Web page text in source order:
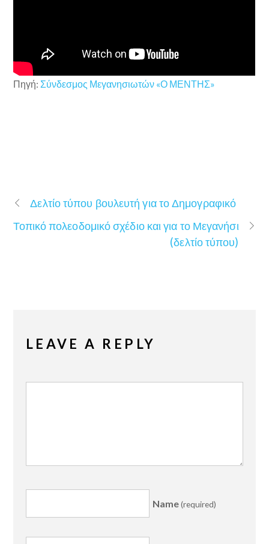
Πηγή: Σύνδεσμος Μεγανησιωτών «Ο ΜΕΝΤΗΣ»
Δελτίο τύπου βουλευτή για το Δημογραφικό
Τοπικό πολεοδομικό σχέδιο και για το Μεγανήσι
(δελτίο τύπου)
LEAVE A REPLY
Name(required)